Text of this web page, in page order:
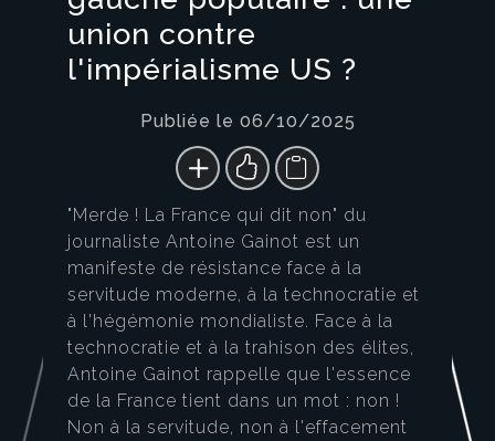
union contre
l'impérialisme US ?
Publiée le 06/10/2025
"Merde ! La France qui dit non" du
journaliste Antoine Gainot est un
manifeste de résistance face à la
servitude moderne, à la technocratie et
à l'hégémonie mondialiste. Face à la
technocratie et à la trahison des élites,
Antoine Gainot rappelle que l'essence
de la France tient dans un mot : non !
Non à la servitude, non à l'effacement